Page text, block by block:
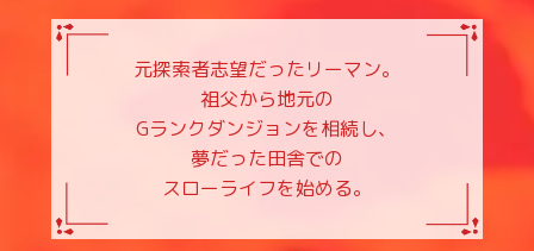
元探索者志望だったリーマン。
祖父から地元の
Gランクダンジョンを相続し、
夢だった田舎での
スローライフを始める。